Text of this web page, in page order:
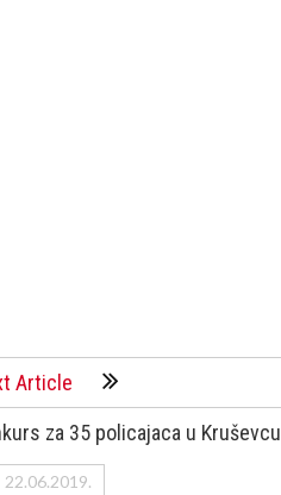
Article
za 35 policajaca u Kruševcu
22.06.2019.